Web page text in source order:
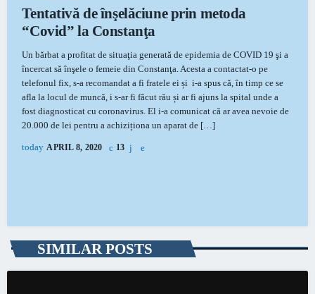
Tentativă de înşelăciune prin metoda
“Covid” la Constanţa
Un bărbat a profitat de situaţia generată de epidemia de COVID 19 şi a
încercat să înşele o femeie din Constanţa. Acesta a contactat-o pe
telefonul fix, s-a recomandat a fi fratele ei și i-a spus că, în timp ce se
afla la locul de muncă, i s-ar fi făcut rău și ar fi ajuns la spital unde a
fost diagnosticat cu coronavirus. El i-a comunicat că ar avea nevoie de
20.000 de lei pentru a achiziționa un aparat de […]
today APRIL 8, 2020 13
SIMILAR POSTS